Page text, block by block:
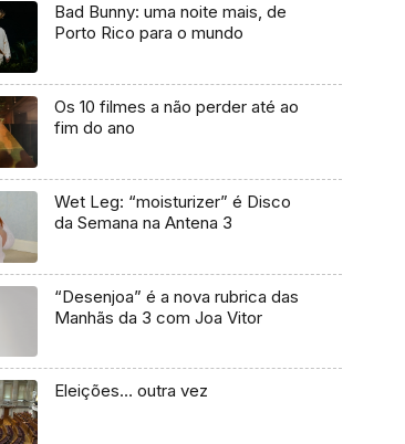
Bad Bunny: uma noite mais, de
Porto Rico para o mundo
Os 10 filmes a não perder até ao
fim do ano
Wet Leg: “moisturizer” é Disco
da Semana na Antena 3
“Desenjoa” é a nova rubrica das
Manhãs da 3 com Joa Vitor
Eleições… outra vez